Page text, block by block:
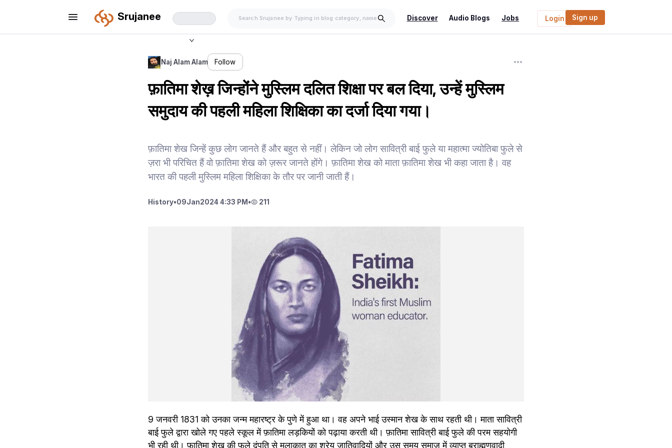
Srujanee Discover Audio Blogs Jobs Login Sign up
Naj Alam Alam Follow
फ़ातिमा शेख़ जिन्होंने मुस्लिम दलित शिक्षा पर बल दिया, उन्हें मुस्लिम
समुदाय की पहली महिला शिक्षिका का दर्जा दिया गया।
फ़ातिमा शेख जिन्हें कुछ लोग जानते हैं और बहुत से नहीं। लेकिन जो लोग सावित्री बाई फुले या महात्मा ज्योतिबा फुले से
ज़रा भी परिचित हैं वो फ़ातिमा शेख को ज़रूर जानते होंगे। फ़ातिमा शेख को माता फ़ातिमा शेख भी कहा जाता है। वह
भारत की पहली मुस्लिम महिला शिक्षिका के तौर पर जानी जाती हैं।
History•09Jan2024 4:33 PM • 211
9 जनवरी 1831 को उनका जन्म महारष्ट्र के पुणे में हुआ था। वह अपने भाई उस्मान शेख के साथ रहती थी। माता सावित्री
बाई फुले द्वारा खोले गए पहले स्कूल में फ़ातिमा लड़कियों को पढ़ाया करती थी। फ़ातिमा सावित्री बाई फुले की परम सहयोगी
भी रही थी। फ़ातिमा शेख की फुले दंपति से मुलाकात का श्रेय जातिवादियों और उस समय समाज में व्याप्त ब्राह्मणवादी